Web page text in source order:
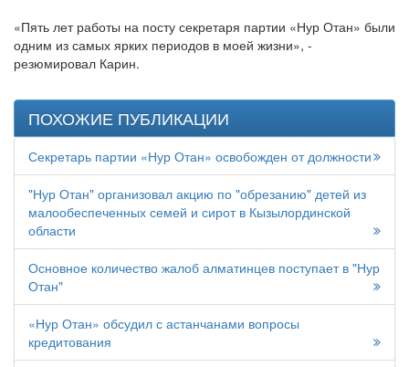
«Пять лет работы на посту секретаря партии «Нур Отан» были
одним из самых ярких периодов в моей жизни», -
резюмировал Карин.
ПОХОЖИЕ ПУБЛИКАЦИИ
Секретарь партии «Нур Отан» освобожден от должности
"Нур Отан" организовал акцию по "обрезанию" детей из
малообеспеченных семей и сирот в Кызылординской
области
Основное количество жалоб алматинцев поступает в "Нур
Отан"
«Нур Отан» обсудил с астанчанами вопросы
кредитования